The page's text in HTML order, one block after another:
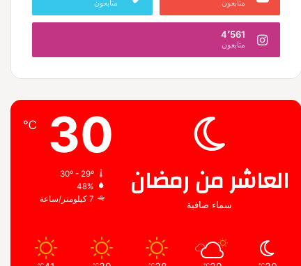
متابعون متابعون
4٬561
متابعون
العاشر من رمضان
سماء صافية
30
℃
30º - 29º
48%
7 كيلومتر/ساعة